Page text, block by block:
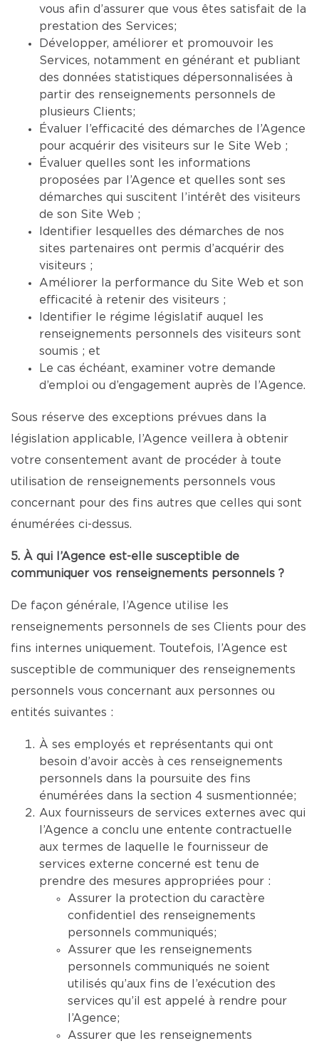
vous afin d’assurer que vous êtes satisfait de la
prestation des Services;
Développer, améliorer et promouvoir les
Services, notamment en générant et publiant
des données statistiques dépersonnalisées à
partir des renseignements personnels de
plusieurs Clients;
Évaluer l’efficacité des démarches de l’Agence
pour acquérir des visiteurs sur le Site Web ;
Évaluer quelles sont les informations
proposées par l’Agence et quelles sont ses
démarches qui suscitent l’intérêt des visiteurs
de son Site Web ;
Identifier lesquelles des démarches de nos
sites partenaires ont permis d’acquérir des
visiteurs ;
Améliorer la performance du Site Web et son
efficacité à retenir des visiteurs ;
Identifier le régime législatif auquel les
renseignements personnels des visiteurs sont
soumis ; et
Le cas échéant, examiner votre demande
d’emploi ou d’engagement auprès de l’Agence.
Sous réserve des exceptions prévues dans la
législation applicable, l’Agence veillera à obtenir
votre consentement avant de procéder à toute
utilisation de renseignements personnels vous
concernant pour des fins autres que celles qui sont
énumérées ci-dessus.
5. À qui l’Agence est-elle susceptible de
communiquer vos renseignements personnels ?
De façon générale, l’Agence utilise les
renseignements personnels de ses Clients pour des
fins internes uniquement. Toutefois, l’Agence est
susceptible de communiquer des renseignements
personnels vous concernant aux personnes ou
entités suivantes :
À ses employés et représentants qui ont
besoin d’avoir accès à ces renseignements
personnels dans la poursuite des fins
énumérées dans la section 4 susmentionnée;
Aux fournisseurs de services externes avec qui
l’Agence a conclu une entente contractuelle
aux termes de laquelle le fournisseur de
services externe concerné est tenu de
prendre des mesures appropriées pour :
Assurer la protection du caractère
confidentiel des renseignements
personnels communiqués;
Assurer que les renseignements
personnels communiqués ne soient
utilisés qu’aux fins de l’exécution des
services qu’il est appelé à rendre pour
l’Agence;
Assurer que les renseignements